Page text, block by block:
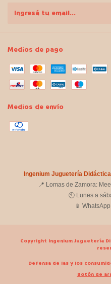
Medios de pago
Medios de envío
Ingenium Juguetería Didáctica
📍 Lomas de Zamora:
🕙 Lunes a
📱
Copyright Ingenium Juguetería
Defensa de las y los
Botón de